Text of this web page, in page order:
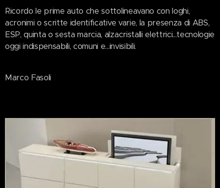
Ricordo le prime auto che sottolineavano con loghi,
acronimi o scritte identificative varie, la presenza di ABS,
ESP, quinta o sesta marcia, alzacristalli elettrici...tecnologie
oggi indispensabili, comuni e...invisibili.
Marco Fasoli